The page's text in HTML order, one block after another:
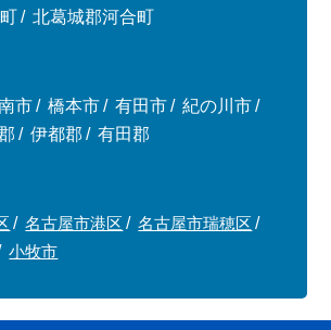
北葛城郡河合町
市 橋本市 有田市
紀の川市
伊都郡 有田郡
名古屋市港区
名古屋市瑞穂区
小牧市